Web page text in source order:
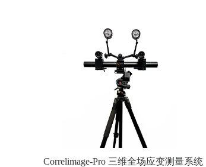
Correlimage-Pro 三维全场应变测量系统